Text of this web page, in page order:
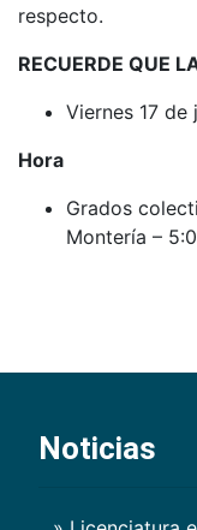
respecto.
RECUERDE QUE
Viernes 17
Hora
Grados
Montería –
Noticias